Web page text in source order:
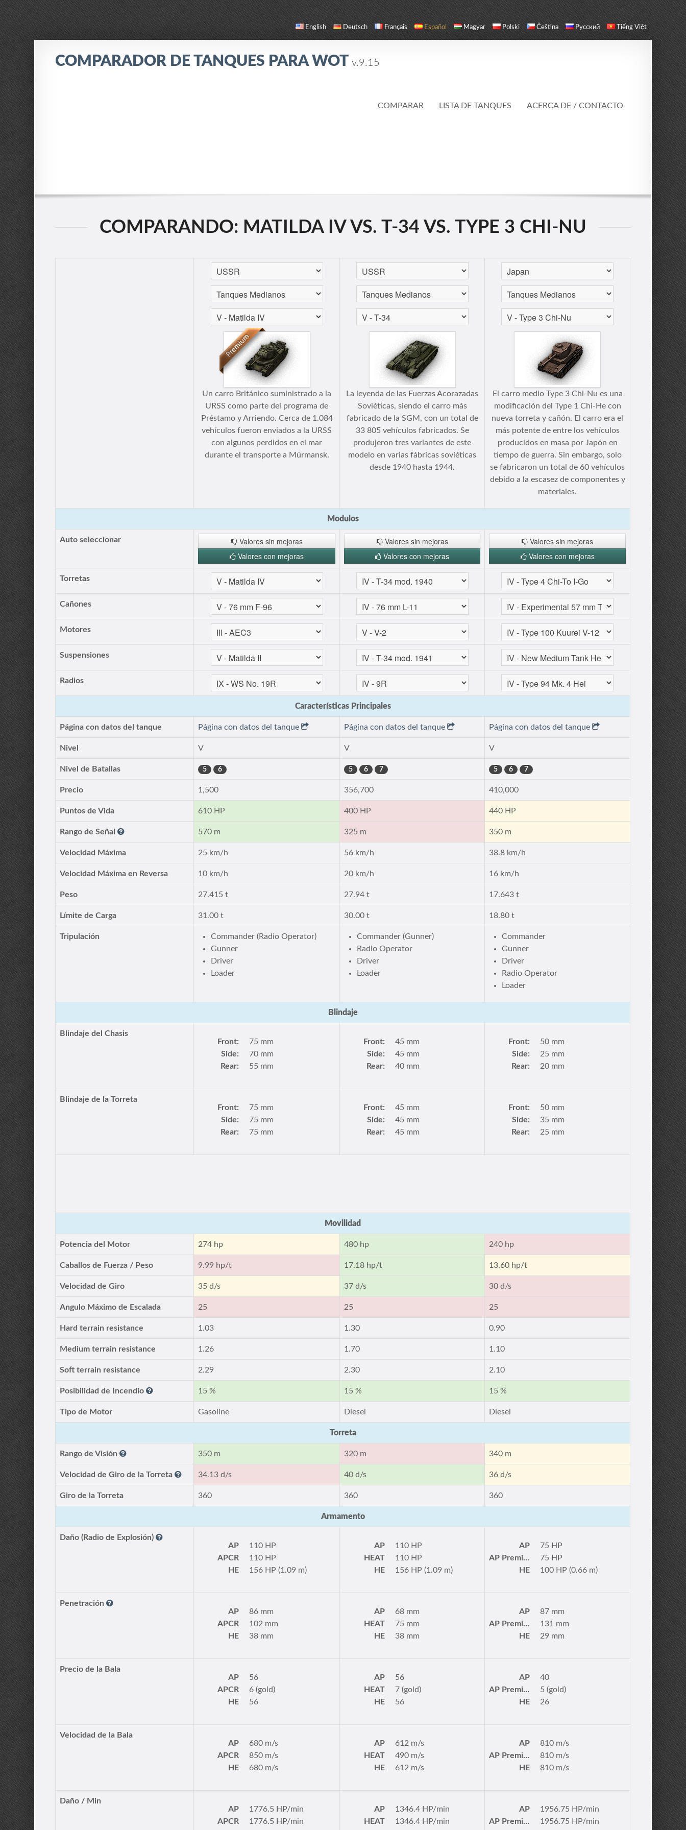
English Deutsch Français Español Magyar Polski Čeština Русский Tiếng Việt
COMPARADOR DE TANQUES PARA WOTv.9.15
COMPARAR LISTA DE TANQUES ACERCA DE / CONTACTO
COMPARANDO: MATILDA IV VS. T-34 VS. TYPE 3 CHI-NU
Un carro Británico suministrado a la
URSS como parte del programa de
Préstamo y Arriendo. Cerca de 1.084
vehículos fueron enviados a la URSS
con algunos perdidos en el mar
durante el transporte a Múrmansk.
La leyenda de las Fuerzas Acorazadas
Soviéticas, siendo el carro más
fabricado de la SGM, con un total de
33 805 vehículos fabricados. Se
produjeron tres variantes de este
modelo en varias fábricas soviéticas
desde 1940 hasta 1944.
El carro medio Type 3 Chi-Nu es una
modificación del Type 1 Chi-He con
nueva torreta y cañón. El carro era el
más potente de entre los vehículos
producidos en masa por Japón en
tiempo de guerra. Sin embargo, solo
se fabricaron un total de 60 vehículos
debido a la escasez de componentes y
materiales.
Modulos
Auto seleccionar
Valores sin mejoras
Valores con mejoras
Valores sin mejoras
Valores con mejoras
Valores sin mejoras
Valores con mejoras
Torretas
Cañones
Motores
Suspensiones
Radios
Características Principales
Página con datos del tanque Página con datos del tanque Página con datos del tanque Página con datos del tanque
Nivel V V V
Nivel de Batallas 5 6 5 6 7 5 6 7
Precio 1,500 356,700 410,000
Puntos de Vida 610 HP 400 HP 440 HP
Rango de Señal 570 m 325 m 350 m
Velocidad Máxima 25 km/h 56 km/h 38.8 km/h
Velocidad Máxima en Reversa 10 km/h 20 km/h 16 km/h
Peso 27.415 t 27.94 t 17.643 t
Límite de Carga 31.00 t 30.00 t 18.80 t
Tripulación
Commander (Radio Operator)
Gunner
Driver
Loader
Commander (Gunner)
Radio Operator
Driver
Loader
Commander
Gunner
Driver
Radio Operator
Loader
Blindaje
Blindaje del Chasis
Front:
75 mm
Side:
70 mm
Rear:
55 mm
Front:
45 mm
Side:
45 mm
Rear:
40 mm
Front:
50 mm
Side:
25 mm
Rear:
20 mm
Blindaje de la Torreta
Front:
75 mm
Side:
75 mm
Rear:
75 mm
Front:
45 mm
Side:
45 mm
Rear:
45 mm
Front:
50 mm
Side:
35 mm
Rear:
25 mm
Movilidad
Potencia del Motor 274 hp 480 hp 240 hp
Caballos de Fuerza / Peso 9.99 hp/t 17.18 hp/t 13.60 hp/t
Velocidad de Giro 35 d/s 37 d/s 30 d/s
Angulo Máximo de Escalada 25 25 25
Hard terrain resistance 1.03 1.30 0.90
Medium terrain resistance 1.26 1.70 1.10
Soft terrain resistance 2.29 2.30 2.10
Posibilidad de Incendio 15 % 15 % 15 %
Tipo de Motor Gasoline Diesel Diesel
Torreta
Rango de Visión 350 m 320 m 340 m
Velocidad de Giro de la Torreta 34.13 d/s 40 d/s 36 d/s
Giro de la Torreta 360 360 360
Armamento
Daño (Radio de Explosión)
AP
110 HP
APCR
110 HP
HE
156 HP (1.09 m)
AP
110 HP
HEAT
110 HP
HE
156 HP (1.09 m)
AP
75 HP
AP Premium
75 HP
HE
100 HP (0.66 m)
Penetración
AP
86 mm
APCR
102 mm
HE
38 mm
AP
68 mm
HEAT
75 mm
HE
38 mm
AP
87 mm
AP Premium
131 mm
HE
29 mm
Precio de la Bala
AP
56
APCR
6 (gold)
HE
56
AP
56
HEAT
7 (gold)
HE
56
AP
40
AP Premium
5 (gold)
HE
26
Velocidad de la Bala
AP
680 m/s
APCR
850 m/s
HE
680 m/s
AP
612 m/s
HEAT
490 m/s
HE
612 m/s
AP
810 m/s
AP Premium
810 m/s
HE
810 m/s
Daño / Min
AP
1776.5 HP/min
APCR
1776.5 HP/min
AP
1346.4 HP/min
HEAT
1346.4 HP/min
AP
1956.75 HP/min
AP Premium
1956.75 HP/min